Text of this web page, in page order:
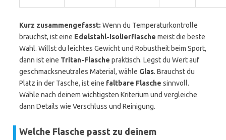
Kurz zusammengefasst: Wenn du Temperaturkontrolle
brauchst, ist eine Edelstahl-Isolierflasche meist die beste
Wahl. Willst du leichtes Gewicht und Robustheit beim Sport,
dann ist eine Tritan-Flasche praktisch. Legst du Wert auf
geschmacksneutrales Material, wähle Glas. Brauchst du
Platz in der Tasche, ist eine faltbare Flasche sinnvoll.
Wähle nach deinem wichtigsten Kriterium und vergleiche
dann Details wie Verschluss und Reinigung.
Welche Flasche passt zu deinem